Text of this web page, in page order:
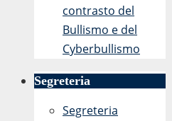
contrasto del
Bullismo e del
Cyberbullismo
Segreteria
Segreteria